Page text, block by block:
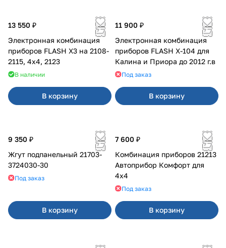
13 550 ₽
Электронная комбинация
приборов FLASH X3 на 2108-
2115, 4х4, 2123
В наличии
В корзину
11 900 ₽
Электронная комбинация
приборов FLASH X-104 для
Калина и Приора до 2012 г.в
Под заказ
В корзину
9 350 ₽
Жгут подпанельный 21703-
3724030-30
Под заказ
В корзину
7 600 ₽
Комбинация приборов 21213
Автоприбор Комфорт для
4x4
Под заказ
В корзину